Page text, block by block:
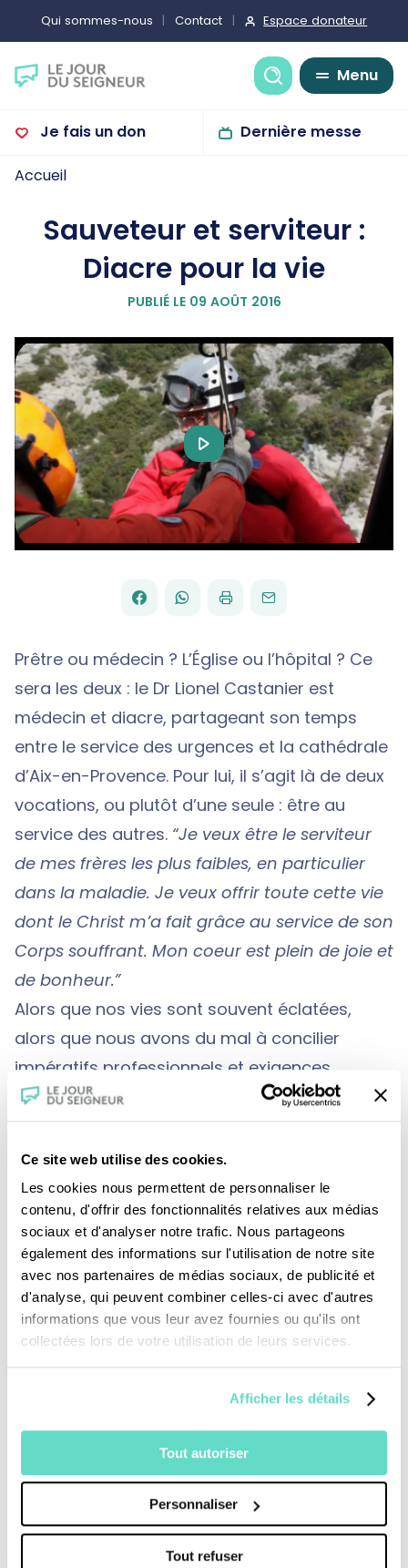
Ce site web utilise des cookies.
Les cookies nous permettent de personnaliser le
contenu, d'offrir des fonctionnalités relatives aux médias
sociaux et d'analyser notre trafic. Nous partageons
également des informations sur l'utilisation de notre site
avec nos partenaires de médias sociaux, de publicité et
d'analyse, qui peuvent combiner celles-ci avec d'autres
informations que vous leur avez fournies ou qu'ils ont
collectées lors de votre utilisation de leurs services.
Afficher les détails
Tout autoriser
Personnaliser
Tout refuser
Qui sommes-nous Contact Espace donateur
Recherche
Menu
Je fais un don Dernière messe
Accueil
Sauveteur et serviteur :
Diacre pour la vie
PUBLIÉ LE 09 AOÛT 2016
Play
Video
PARTAGER
FACEBOOK
PARTAGER
WHATSAPP
IMPRIMERENVOYER
PAR
EMAIL
Prêtre ou médecin ? L’Église ou l’hôpital ? Ce
sera les deux : le Dr Lionel Castanier est
médecin et diacre, partageant son temps
entre le service des urgences et la cathédrale
d’Aix-en-Provence. Pour lui, il s’agit là de deux
vocations, ou plutôt d’une seule : être au
service des autres. “Je veux être le serviteur
de mes frères les plus faibles, en particulier
dans la maladie. Je veux offrir toute cette vie
dont le Christ m’a fait grâce au service de son
Corps souffrant. Mon coeur est plein de joie et
de bonheur.”
Alors que nos vies sont souvent éclatées,
alors que nous avons du mal à concilier
impératifs professionnels et exigences
chrétiennes, la vie de Lionel Castanier frappe
par son unité et sa cohérence. Professionnel
surentraîné d’une médecine moderne et
assumant toutes les responsabilités du
ministère diaconal, il ne cesse pas d’être “de
service”, selon le sens du mot diacre qui veut
dire serviteur. Avec beaucoup de simplicité, il
témoigne toujours de sa foi chrétienne par
son humanité et sa joie de vivre.
Je fais un don